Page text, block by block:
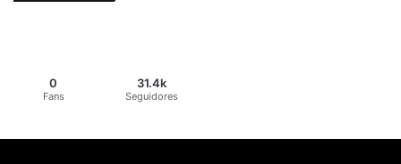
0
Fans
31.4k
Seguidores